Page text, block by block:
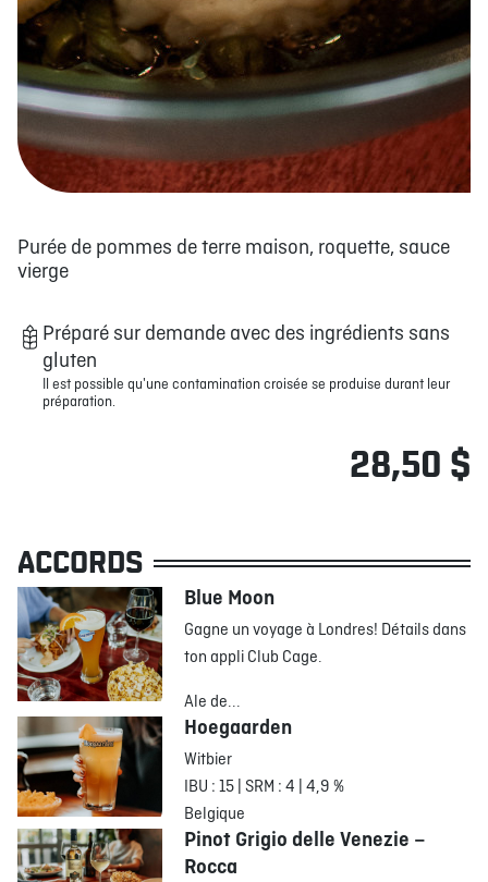
Purée de pommes de terre maison, roquette, sauce
vierge
Préparé sur demande avec des ingrédients sans
gluten
Il est possible qu'une contamination croisée se produise durant leur
préparation.
28,50 $
ACCORDS
Blue Moon
Gagne un voyage à Londres! Détails dans
ton appli Club Cage.
Ale de...
Hoegaarden
Witbier
IBU : 15 | SRM : 4 | 4,9 %
Belgique
Pinot Grigio delle Venezie –
Rocca